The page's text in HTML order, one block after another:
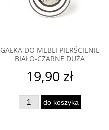
GAŁKA DO MEBLI PIERŚCIENIE
BIAŁO-CZARNE DUŻA
19,90 zł
do koszyka